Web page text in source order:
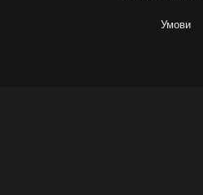
Умови